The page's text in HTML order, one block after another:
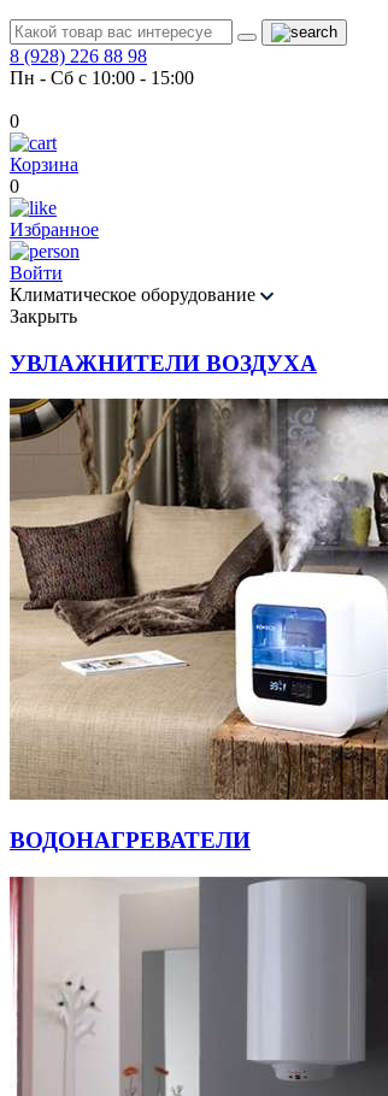
8 (928) 226 88 98
Пн - Сб с 10:00 - 15:00
0
Корзина
0
Избранное
Войти
Климатическое оборудование
Закрыть
УВЛАЖНИТЕЛИ ВОЗДУХА
ВОДОНАГРЕВАТЕЛИ